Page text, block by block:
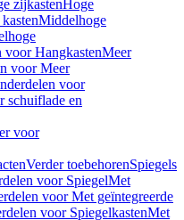
zijkastenHoge
Middelhoge
voor HangkastenMeer
voor Meer
voor
schuiflade en
voor
Verder toebehorenSpiegels
voor SpiegelMet
voor Met geïntegreerde
voor SpiegelkastenMet